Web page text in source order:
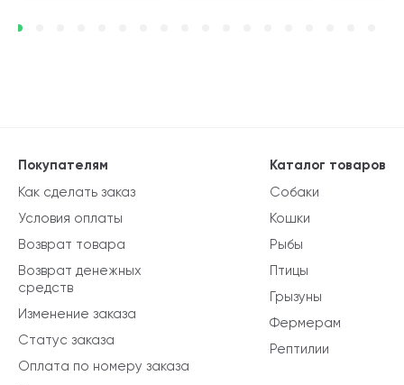
Каталог товаров
Собаки
Кошки
Рыбы
Птицы
Грызуны
Фермерам
Рептилии
Покупателям
Как сделать заказ
Условия оплаты
Возврат товара
Возврат денежных
средств
Изменение заказа
Статус заказа
Оплата по номеру заказа